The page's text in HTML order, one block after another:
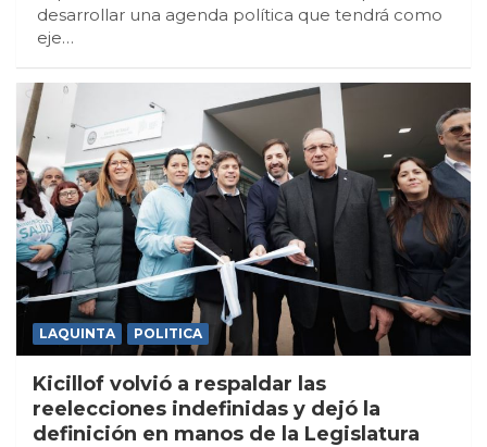
desarrollar una agenda política que tendrá como
eje…
LAQUINTA POLITICA
Kicillof volvió a respaldar las
reelecciones indefinidas y dejó la
definición en manos de la Legislatura